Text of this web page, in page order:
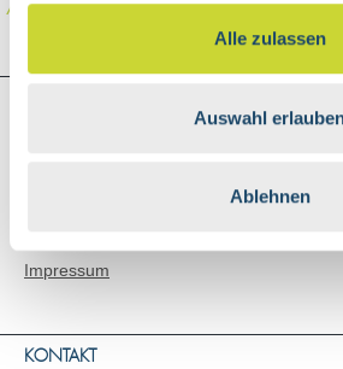
Alle zulassen
Auswahl
Ablehnen
Impressum
KONTAKT